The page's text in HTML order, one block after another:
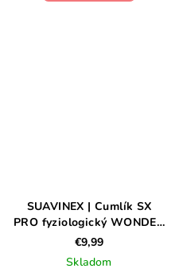
SUAVINEX | Cumlík SX
PRO fyziologický WONDER
0/6m - Mist Lavender
€9,99
Skladom